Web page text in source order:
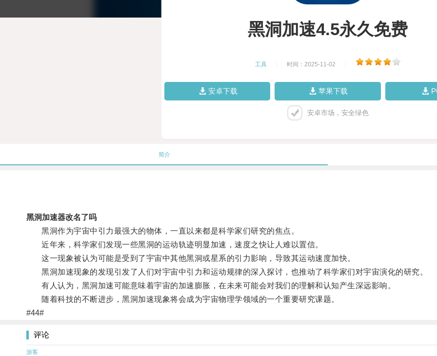
黑洞加速4.5永久免费
工具 时间：2025-11-02
安卓下载 苹果下载
安卓市场，安全绿色
简介
黑洞加速器改名了吗
黑洞作为宇宙中引力最强大的物体，一直以来都是科学家们研究的焦点。
近年来，科学家们发现一些黑洞的运动轨迹明显加速，速度之快让人难以置信。
这一现象被认为可能是受到了宇宙中其他黑洞或星系的引力影响，导致其运动速度加快。
黑洞加速现象的发现引发了人们对宇宙中引力和运动规律的深入探讨，也推动了科学家们对宇宙演化的研究。
有人认为，黑洞加速可能意味着宇宙的加速膨胀，在未来可能会对我们的理解和认知产生深远影响。
随着科技的不断进步，黑洞加速现象将会成为宇宙物理学领域的一个重要研究课题。
#44#
评论
游客